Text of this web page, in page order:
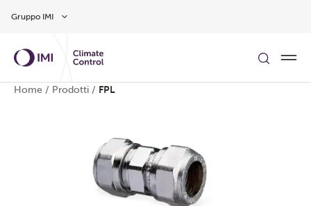
Gruppo IMI
Home / Prodotti / FPL